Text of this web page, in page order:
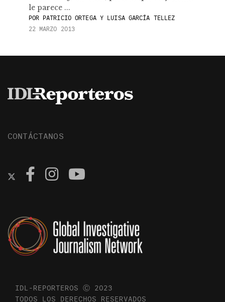
le parece ...
PORPATRICIO ORTEGA Y LUISA GARCÍA TELLEZ
22 MARZO 2013
CONTÁCTANOS
IDL-REPORTEROS Ⓒ 2023
TODOS LOS DERECHOS RESERVADOS